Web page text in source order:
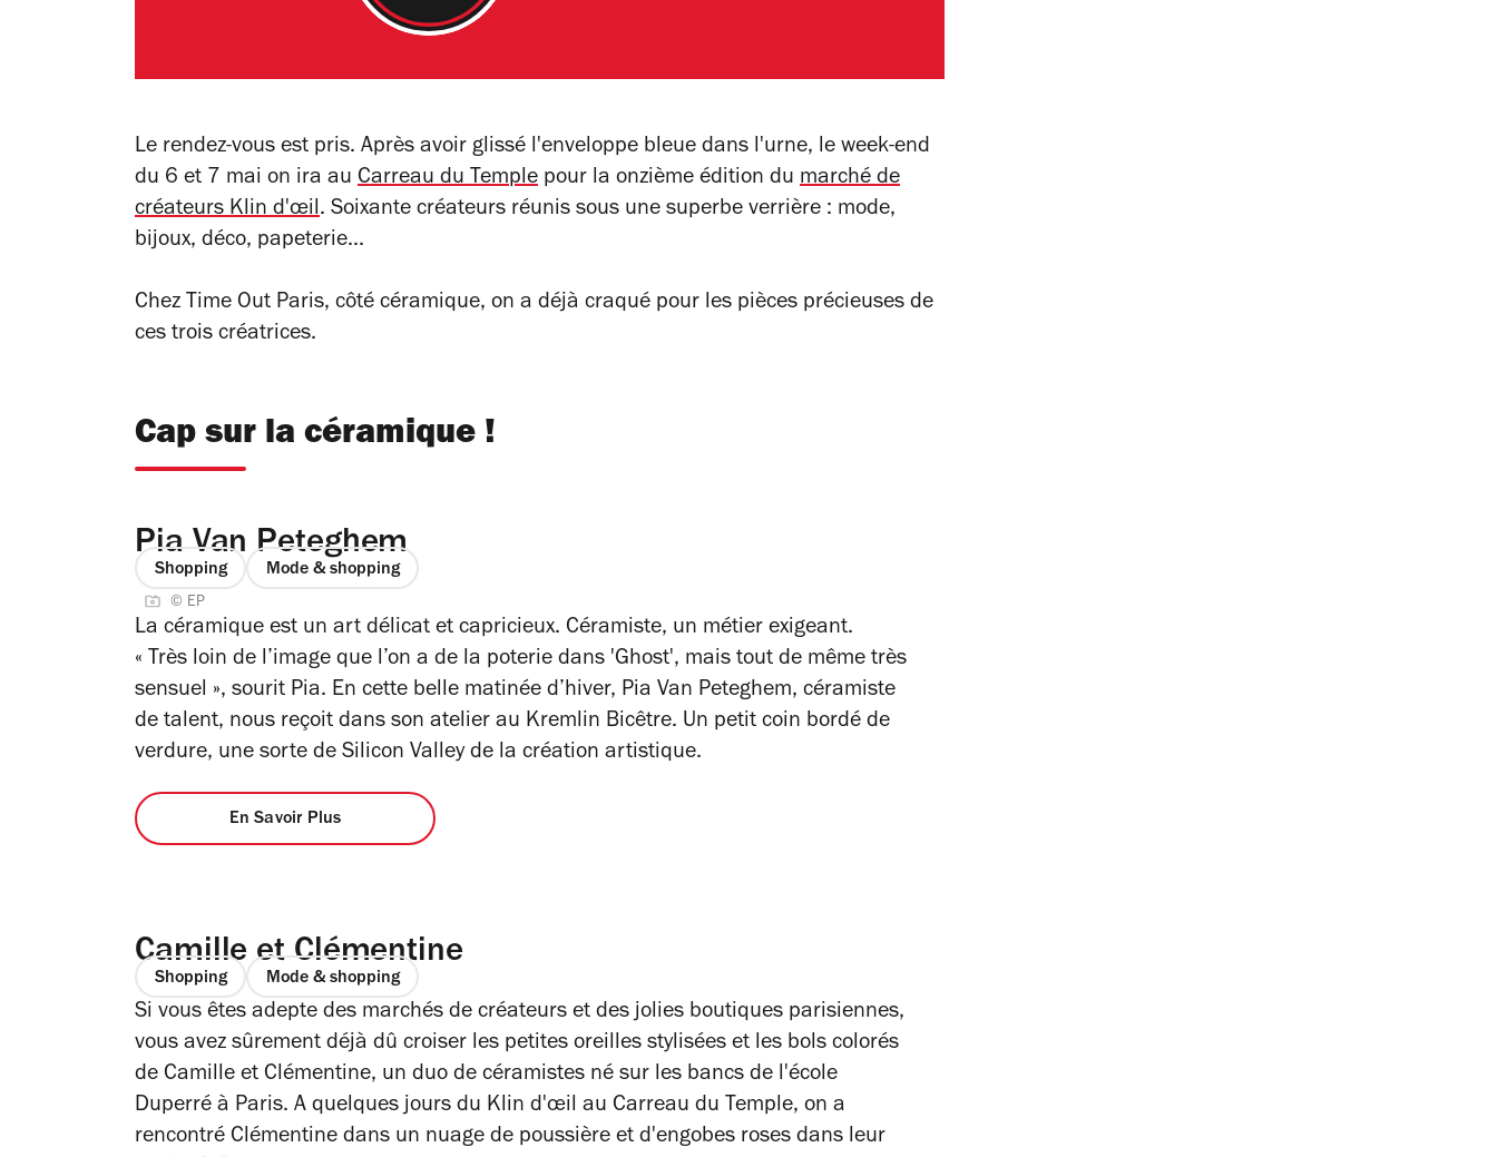
Le rendez-vous est pris. Après avoir glissé l'enveloppe bleue dans l'urne, le week-end
du 6 et 7 mai on ira au Carreau du Temple pour la onzième édition du marché de
créateurs Klin d'œil. Soixante créateurs réunis sous une superbe verrière : mode,
bijoux, déco, papeterie...
Chez Time Out Paris, côté céramique, on a déjà craqué pour les pièces précieuses de
ces trois créatrices.
Cap sur la céramique !
Pia Van Peteghem
Shopping Mode & shopping
© EP
La céramique est un art délicat et capricieux. Céramiste, un métier exigeant.
« Très loin de l’image que l’on a de la poterie dans 'Ghost', mais tout de même très
sensuel », sourit Pia. En cette belle matinée d’hiver, Pia Van Peteghem, céramiste
de talent, nous reçoit dans son atelier au Kremlin Bicêtre. Un petit coin bordé de
verdure, une sorte de Silicon Valley de la création artistique.
En Savoir Plus
Camille et Clémentine
Shopping Mode & shopping
Si vous êtes adepte des marchés de créateurs et des jolies boutiques parisiennes,
vous avez sûrement déjà dû croiser les petites oreilles stylisées et les bols colorés
de Camille et Clémentine, un duo de céramistes né sur les bancs de l'école
Duperré à Paris. A quelques jours du Klin d'œil au Carreau du Temple, on a
rencontré Clémentine dans un nuage de poussière et d'engobes roses dans leur